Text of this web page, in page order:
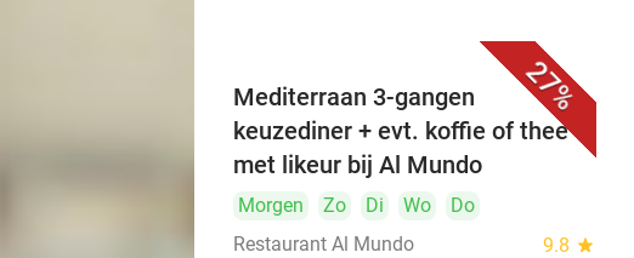
27%
Mediterraan 3-gangen
keuzediner + evt. koffie of thee
met likeur bij Al Mundo
Morgen Zo Di Wo
Do
Restaurant Al Mundo
9.8 star